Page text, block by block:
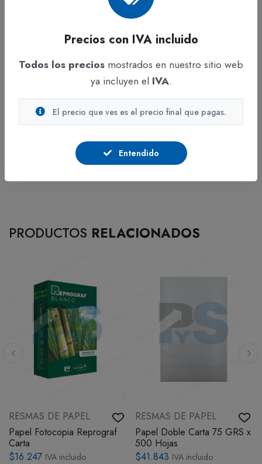
Superficie uniforme para alta definición
Planos arquitectónicos y de ingeniería
Gráficos CAD/GIS
Posters técnicos y presentaciones
Impresión monocromática o color
PRODUCTOS RELACIONADOS
RESMAS DE PAPEL
Papel Fotocopia Reprograf
Carta
$16.247 IVA incluido
RESMAS DE PAPEL
Papel Doble Carta 75 GRS x
500 Hojas
$41.843 IVA incluido
Precios con IVA incluido
Todos los precios mostrados en nuestro sitio web
ya incluyen el IVA.
El precio que ves es el precio final que pagas.
Entendido